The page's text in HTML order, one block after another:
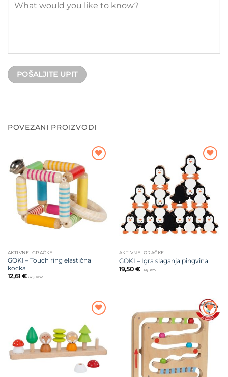
POVEZANI PROIZVODI
Dodajte
na listu
želja
AKTIVNE IGRAČKE
GOKI – Touch ring elastična
kocka
12,61 € uklj. PDV
Dodajte
na listu
želja
AKTIVNE IGRAČKE
GOKI – Igra slaganja pingvina
19,50 € uklj. PDV
na listu
želja
Dodajte
na listu
želja